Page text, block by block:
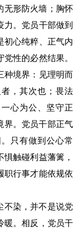
无形防火墙；胸怀
力。党员干部做到
初心纯粹、正气内
性的必然结果。
种境界：见理明而
，其次也；畏法
心为公、坚守正
界。党员干部正气
只有做到公心常
触碰利益藩篱，
职行事才能依规依
不染，并不是说党
暖。相反，党员干